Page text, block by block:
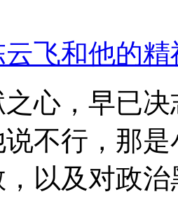
飞和他的
之心，早已
不行，那
以及对政